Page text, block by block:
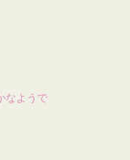
なようで